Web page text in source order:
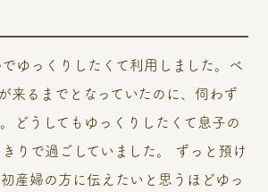
ゆっくりしたくて利用しました。ベ
来るまでとなっていたのに、伺わず
どうしてもゆっくりしたくて息子の
りで過ごしていました。 ずっと預け
産婦の方に伝えたいと思うほどゆっ